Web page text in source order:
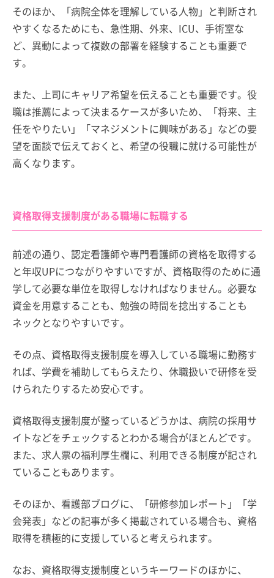
そのほか、「病院全体を理解している人物」と判断され
やすくなるためにも、急性期、外来、ICU、手術室な
ど、異動によって複数の部署を経験することも重要で
す。
また、上司にキャリア希望を伝えることも重要です。役
職は推薦によって決まるケースが多いため、「将来、主
任をやりたい」「マネジメントに興味がある」などの要
望を面談で伝えておくと、希望の役職に就ける可能性が
高くなります。
資格取得支援制度がある職場に転職する
前述の通り、認定看護師や専門看護師の資格を取得する
と年収UPにつながりやすいですが、資格取得のために通
学して必要な単位を取得しなければなりません。必要な
資金を用意することも、勉強の時間を捻出することも
ネックとなりやすいです。
その点、資格取得支援制度を導入している職場に勤務す
れば、学費を補助してもらえたり、休職扱いで研修を受
けられたりするため安心です。
資格取得支援制度が整っているどうかは、病院の採用サ
イトなどをチェックするとわかる場合がほとんどです。
また、求人票の福利厚生欄に、利用できる制度が記され
ていることもあります。
そのほか、看護部ブログに、「研修参加レポート」「学
会発表」などの記事が多く掲載されている場合も、資格
取得を積極的に支援していると考えられます。
なお、資格取得支援制度というキーワードのほかに、